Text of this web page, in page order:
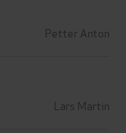
Petter Anton
Lars Martin